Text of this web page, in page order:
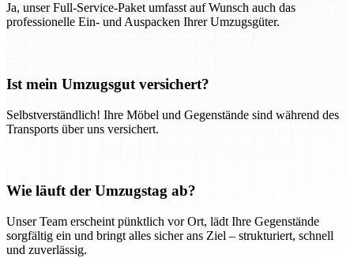
Ja, unser Full-Service-Paket umfasst auf Wunsch auch das
professionelle Ein- und Auspacken Ihrer Umzugsgüter.
Ist mein Umzugsgut versichert?
Selbstverständlich! Ihre Möbel und Gegenstände sind während des
Transports über uns versichert.
Wie läuft der Umzugstag ab?
Unser Team erscheint pünktlich vor Ort, lädt Ihre Gegenstände
sorgfältig ein und bringt alles sicher ans Ziel – strukturiert, schnell
und zuverlässig.